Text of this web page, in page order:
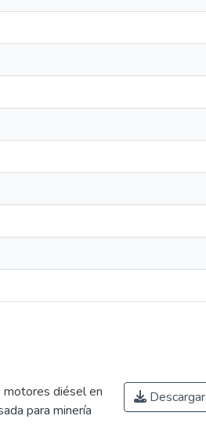
motores diésel en
para minería
Descargar